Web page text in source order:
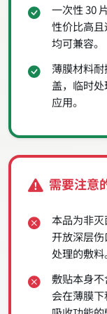
一次性 30
性价比高
均可兼容。
薄膜材料
盖，临时
应用。
需要注意
本品为非
开放深层
处理的敷料
敷贴本身
会在薄膜